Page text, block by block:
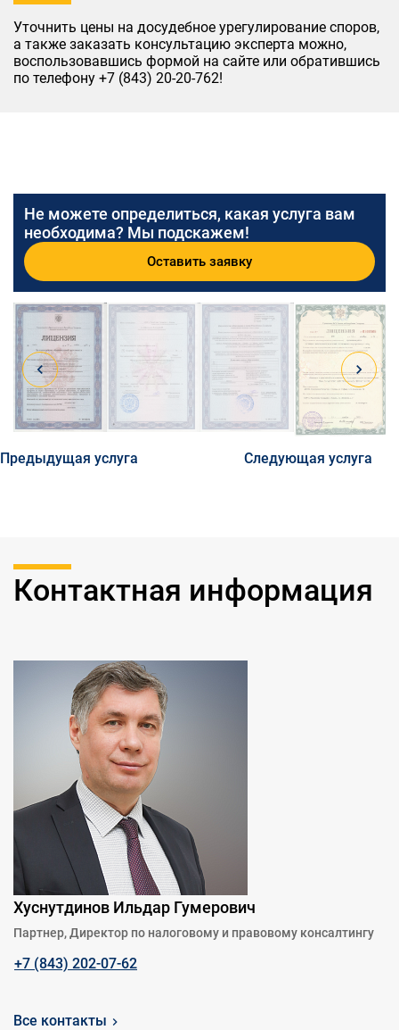
Уточнить цены на досудебное урегулирование споров,
а также заказать консультацию эксперта можно,
воспользовавшись формой на сайте или обратившись
по телефону +7 (843) 20-20-762!
Не можете определиться, какая услуга вам
необходима? Мы подскажем!
Оставить заявку
Предыдущая услуга Следующая услуга
Контактная информация
Хуснутдинов Ильдар Гумерович
Партнер, Директор по налоговому и правовому консалтингу
+7 (843) 202-07-62
Все контакты